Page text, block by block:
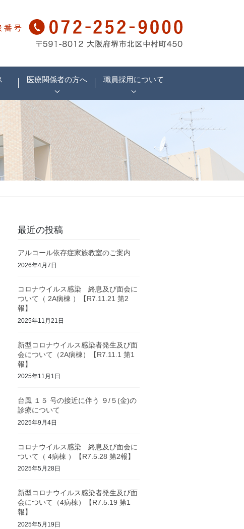
医療関係者の方へ 職員採用について
最近の投稿
アルコール依存症家族教室のご案内
2026年4月7日
コロナウイルス感染 終息及び面会に
ついて（ 2A病棟 ）【R7.11.21 第2
報】
2025年11月21日
新型コロナウイルス感染者発生及び面
会について（2A病棟）【R7.11.1 第1
報】
2025年11月1日
台風 １５ 号の接近に伴う ９/５(金)の
診療について
2025年9月4日
コロナウイルス感染 終息及び面会に
ついて（ 4病棟 ）【R7.5.28 第2報】
2025年5月28日
新型コロナウイルス感染者発生及び面
会について（4病棟）【R7.5.19 第1
報】
2025年5月19日